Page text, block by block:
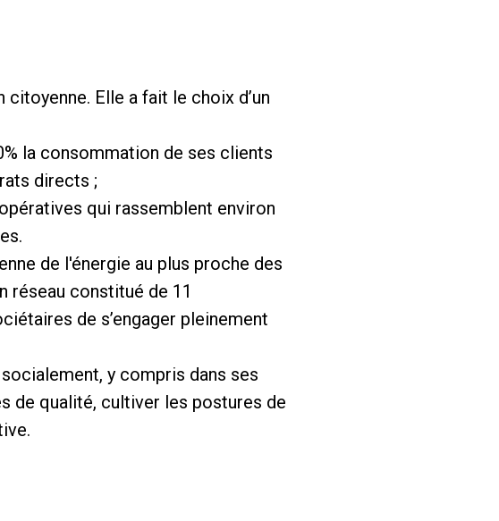
Elle a fait le choix d’un
la consommation de ses clients
directs ;
qui rassemblent environ
de l'énergie au plus proche des
réseau constitué de 11
de s’engager pleinement
y compris dans ses
de qualité, cultiver les postures de